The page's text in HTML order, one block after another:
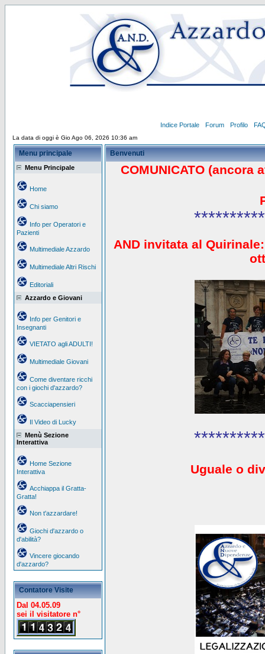
Indice Portale Forum Profilo
La data di oggi è Gio Ago 06, 2026 10:36 am
Menu principale
Menu Principale
Home
Chi siamo
Info per Operatori e
Pazienti
Multimediale Azzardo
Multimediale Altri Rischi
Editoriali
Azzardo e Giovani
Info per Genitori e
Insegnanti
VIETATO agli ADULTI!
Multimediale Giovani
Come diventare ricchi
con i giochi d'azzardo?
Scacciapensieri
Il Video di Lucky
Menù Sezione
Interattiva
Home Sezione
Interattiva
Acchiappa il Gratta-
Gratta!
Non t'azzardare!
Giochi d'azzardo o
d'abilità?
Vincere giocando
d'azzardo?
Contatore Visite
Dal 04.05.09
sei il visitatore n°
Benvenuti
COMUNICATO (ancora
AND invitata al
Uguale o